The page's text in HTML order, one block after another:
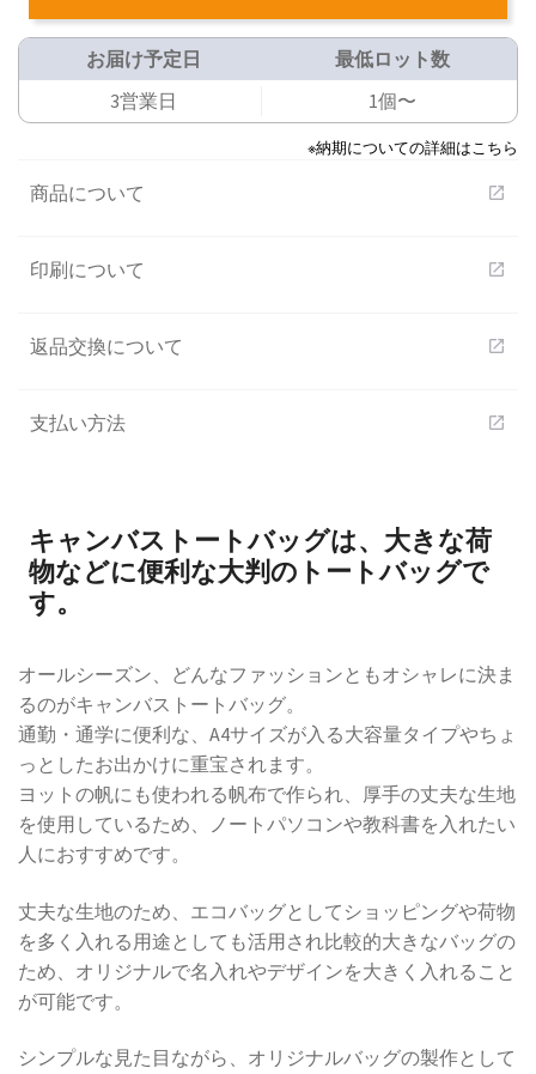
お届け予定日
3営業日
最低ロット数
1個〜
※納期についての詳細はこちら
商品について open_in_new
印刷について open_in_new
返品交換について open_in_new
支払い方法 open_in_new
キャンバストートバッグは、大きな荷
物などに便利な大判のトートバッグで
す。
オールシーズン、どんなファッションともオシャレに決ま
るのがキャンバストートバッグ。
通勤・通学に便利な、A4サイズが入る大容量タイプやちょ
っとしたお出かけに重宝されます。
ヨットの帆にも使われる帆布で作られ、厚手の丈夫な生地
を使用しているため、ノートパソコンや教科書を入れたい
人におすすめです。
丈夫な生地のため、エコバッグとしてショッピングや荷物
を多く入れる用途としても活用され比較的大きなバッグの
ため、オリジナルで名入れやデザインを大きく入れること
が可能です。
シンプルな見た目ながら、オリジナルバッグの製作として